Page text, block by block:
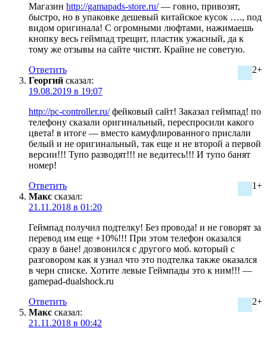
Магазин http://gamapads-store.ru/— говно, привозят,
быстро, но в упаковке дешевый китайское кусок …., под
видом оригинала! С огромными люфтами, нажимаешь
кнопку весь геймпад трещит, пластик ужасный, да к
тому же отзывы на сайте чистят. Крайне не советую.
2+
Ответить
Георгий сказал:
19.08.2019 в 19:07
http://pc-controller.ru/фейковый сайт! Заказал геймпад! по
телефону сказали оригинальный, переспросили какого
цвета! в итоге — вместо камуфлированного прислали
белый и не оригинальный, так еще и не второй а первой
версии!!! Тупо разводят!!! не ведитесь!!! И тупо банят
номер!
1+
Ответить
Макс сказал:
21.11.2018 в 01:20
Геймпад получил подтелку! Без провода! и не говорят за
перевод им еще +10%!!! При этом телефон оказался
сразу в бане! дозвонился с другого моб. который с
разговором как я узнал что это подтелка также оказался
в черн списке. Хотите левые Геймпады это к ним!!! —
gamepad-dualshock.ru
2+
Ответить
Макс сказал:
21.11.2018 в 00:42